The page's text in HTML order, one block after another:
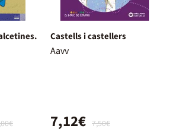
Castells i castellers
Aavv
7,50€
7,12€